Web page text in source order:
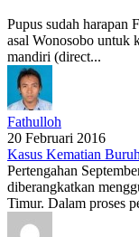
Pupus sudah
asal Wonosobo untuk
mandiri (direct...
Fathulloh
20 Februari 2016
Kasus Kematian
Pertengahan
diberangkatkan
Timur. Dalam proses